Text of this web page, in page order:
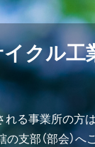
クル工
る事業所の方
の支部（部会）